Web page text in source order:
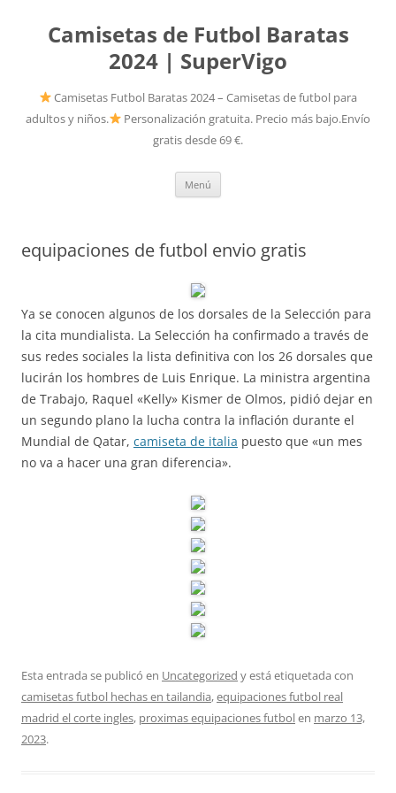
Camisetas de Futbol Baratas
2024 | SuperVigo
Camisetas Futbol Baratas 2024 – Camisetas de futbol para
adultos y niños.
Personalización gratuita. Precio más bajo.Envío
gratis desde 69 €.
Menú
equipaciones de futbol envio gratis
Ya se conocen algunos de los dorsales de la Selección para
la cita mundialista. La Selección ha confirmado a través de
sus redes sociales la lista definitiva con los 26 dorsales que
lucirán los hombres de Luis Enrique. La ministra argentina
de Trabajo, Raquel «Kelly» Kismer de Olmos, pidió dejar en
un segundo plano la lucha contra la inflación durante el
Mundial de Qatar, camiseta de italia puesto que «un mes
no va a hacer una gran diferencia».
Esta entrada se publicó en Uncategorized y está etiquetada con
camisetas futbol hechas en tailandia,equipaciones futbol real
madrid el corte ingles, proximas equipaciones futbolen marzo 13,
2023.